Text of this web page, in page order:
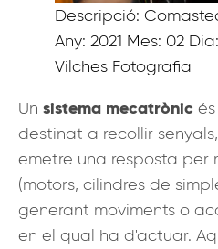
Descripció:
Any: 2021 Mes: 02
Vilches Fotografia
Un sistema mecatrònic
destinat a recollir
emetre una resposta per
(motors, cilindres de
generant moviments o
en el qual ha d'actuar.